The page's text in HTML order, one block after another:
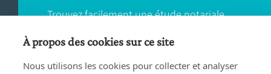
Trouvez facilement une étude notariale
près de chez vous.
TROUVER UN NOTAIRE
À propos des cookies sur ce site
Nous utilisons les cookies pour collecter et analyser